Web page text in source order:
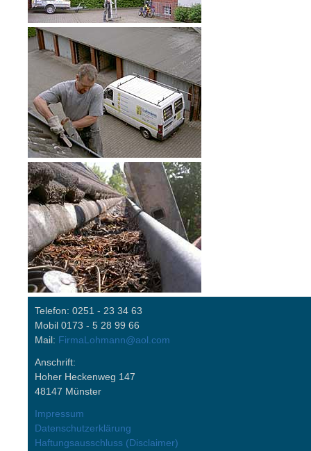
Telefon: 0251 - 23 34 63
Mobil 0173 - 5 28 99 66
Mail: FirmaLohmann@aol.com
Anschrift:
Hoher Heckenweg 147
48147 Münster
Impressum
Datenschutzerklärung
Haftungsausschluss (Disclaimer)